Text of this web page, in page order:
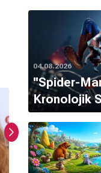
04.08.2026
''Spider-
Kronolojik